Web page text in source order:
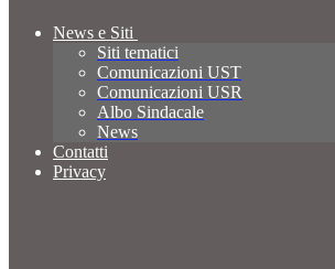
News e Siti
Siti tematici
Comunicazioni UST
Comunicazioni USR
Albo Sindacale
News
Contatti
Privacy